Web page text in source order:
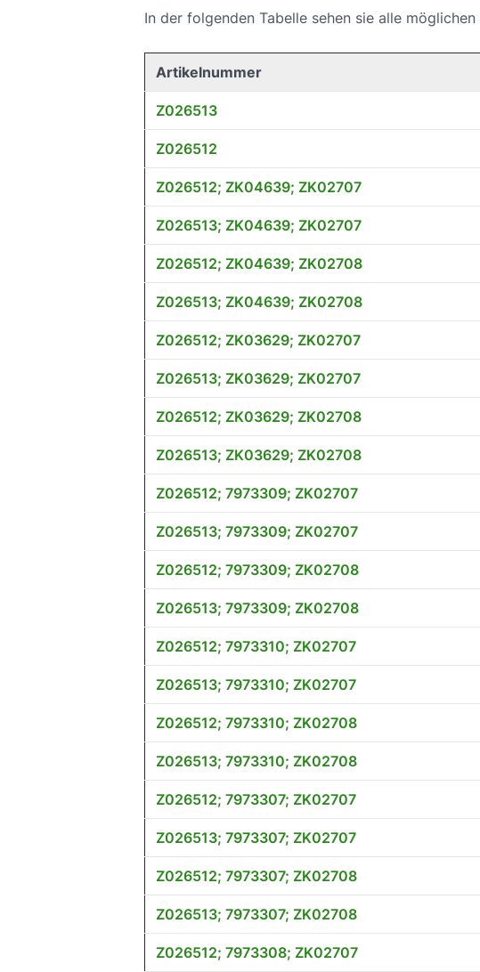
In der folgenden Tabelle sehen sie alle
Artikelnummer
Z026513
Z026512
Z026512; ZK04639; ZK02707
Z026513; ZK04639; ZK02707
Z026512; ZK04639; ZK02708
Z026513; ZK04639; ZK02708
Z026512; ZK03629; ZK02707
Z026513; ZK03629; ZK02707
Z026512; ZK03629; ZK02708
Z026513; ZK03629; ZK02708
Z026512; 7973309; ZK02707
Z026513; 7973309; ZK02707
Z026512; 7973309; ZK02708
Z026513; 7973309; ZK02708
Z026512; 7973310; ZK02707
Z026513; 7973310; ZK02707
Z026512; 7973310; ZK02708
Z026513; 7973310; ZK02708
Z026512; 7973307; ZK02707
Z026513; 7973307; ZK02707
Z026512; 7973307; ZK02708
Z026513; 7973307; ZK02708
Z026512; 7973308; ZK02707